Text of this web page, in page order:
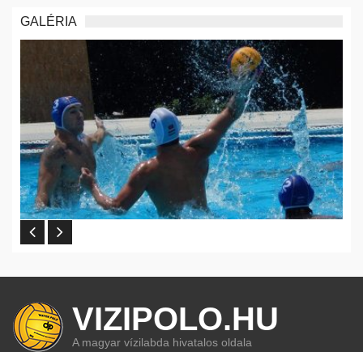
GALÉRIA
VIZIPOLO.HU
A magyar vízilabda hivatalos oldala